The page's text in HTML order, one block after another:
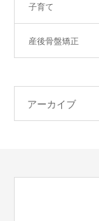
子育て
産後骨盤矯正
アーカイブ